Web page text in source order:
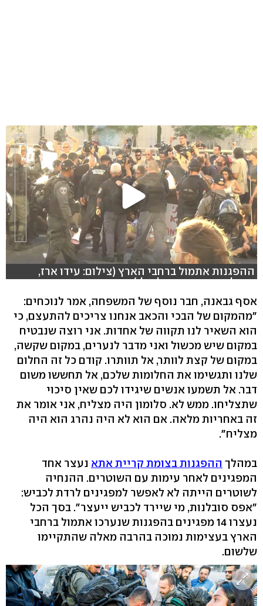
ההפגנות אתמול ברחבי הארץ (צילום: עידו ארז,
שמוליק דודפור, שאול גולן)
אסף גבאנה, חבר נוסף של המשפחה, אמר לנוכחים:
"מהמקום של הבכי והכאב אנחנו צריכים להתעצם, כי
הוא השאיר לנו תקווה של אחדות. אני רוצה שנבטיח
במקום שיש מכשול ואני מדבר לנערים, במקום שקשה,
במקום של קצת לוותר, אל תוותרו. קודם כל זה החלום
שלנו ותגשימו את החלומות שלכם, אל תחששו משום
דבר. אל תשמעו אנשים שיגידו לכם שאין סיכוי
שתצליחו. ממש לא. סלומון היה מצליח, אני אומר את
זה באחריות מלאה. אם הוא לא היה נהרג הוא היה
מצליח".
במהלך ההפגנות בצומת קריית אתא נעצר אחד
המפגינים לאחר עימות עם השוטרים. ההנחיה
לשוטרים הייתה לא לאפשר למפגינים לרדת לכביש:
"אפס סובלנות, מי שיירד לכביש ייעצר". בסך הכל
נעצרו 14 מפגינים בהפגנות שנערכו אתמול ברחבי
הארץ בעצימות נמוכה בהרבה מאלה שהתקיימו
שלשום.